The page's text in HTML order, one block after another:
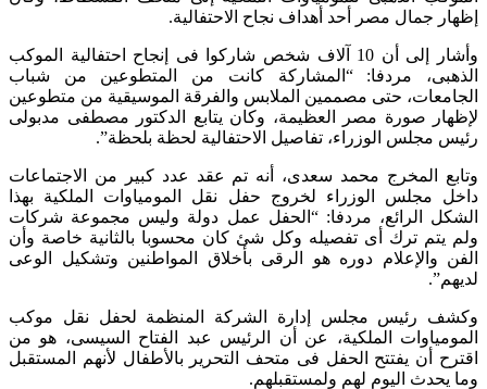
إظهار جمال مصر أحد أهداف نجاح الاحتفالية.
وأشار إلى أن 10 آلاف شخص شاركوا فى إنجاح احتفالية الموكب
الذهبى، مردفا: “المشاركة كانت من المتطوعين من شباب
الجامعات، حتى مصممين الملابس والفرقة الموسيقية من متطوعين
لإظهار صورة مصر العظيمة، وكان يتابع الدكتور مصطفى مدبولى
رئيس مجلس الوزراء، تفاصيل الاحتفالية لحظة بلحظة”.
وتابع المخرج محمد سعدى، أنه تم عقد عدد كبير من الاجتماعات
داخل مجلس الوزراء لخروج حفل نقل المومياوات الملكية بهذا
الشكل الرائع، مردفا: “الحفل عمل دولة وليس مجموعة شركات
ولم يتم ترك أى تفصيله وكل شئ كان محسوبا بالثانية خاصة وأن
الفن والإعلام دوره هو الرقى بأخلاق المواطنين وتشكيل الوعى
لديهم”.
وكشف رئيس مجلس إدارة الشركة المنظمة لحفل نقل موكب
المومياوات الملكية، عن أن الرئيس عبد الفتاح السيسى، هو من
اقترح أن يفتتح الحفل فى متحف التحرير بالأطفال لأنهم المستقبل
وما يحدث اليوم لهم ولمستقبلهم.